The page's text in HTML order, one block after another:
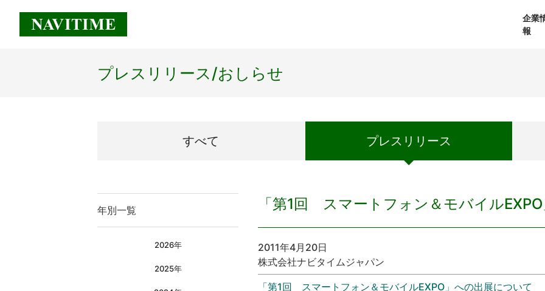
企業
報
経営理念
プレスリリース/おしらせ
すべて プレス リリース
年別一覧
2026年
2025年
「第1回 スマートフォン＆モバイル
2011年4月20日
株式会社ナビタイムジャパン
「第1回 スマートフォン＆モバイルEXPO」への出展について